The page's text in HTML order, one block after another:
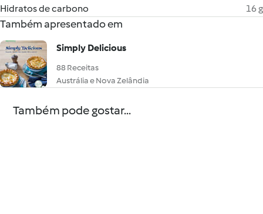
Hidratos de carbono
16 g
Também apresentado em
Simply Delicious
88 Receitas
Austrália e Nova Zelândia
Também pode gostar...